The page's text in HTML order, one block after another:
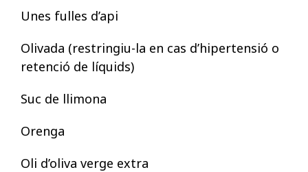
Unes fulles d’api
Olivada (restringiu-la en cas d’hipertensió o
retenció de líquids)
Suc de llimona
Orenga
Oli d’oliva verge extra